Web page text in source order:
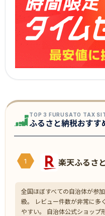
TOP 3 FURUSATO TAX
ふるさと納税おすす
1 楽天ふるさ
全国ほぼすべての自治体が参
級。 レビュー件数が非常に多
やすい。 自治体公式ショップ